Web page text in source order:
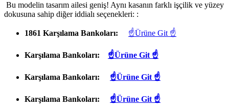
Bu modelin tasarım ailesi geniş! Aynı kasanın farklı işçilik ve yüzey
dokusuna sahip diğer iddialı seçenekleri: :
1861 Karşılama Bankoları: ☝Ürüne Git ☝
Karşılama Bankoları: ☝Ürüne Git ☝
Karşılama Bankoları: ☝Ürüne Git ☝
Karşılama Bankoları: ☝Ürüne Git ☝